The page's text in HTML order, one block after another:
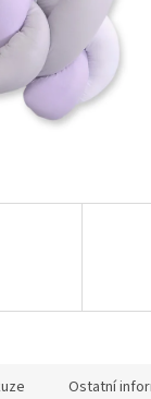
Ostatní